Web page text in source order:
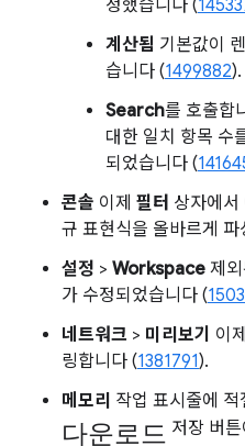
정했습니다 (
계산됨 기본값이
습니다 (1499882).
Search를 호출합
대한 일치 항목 수
되었습니다 (
콘솔 이제 필터 상자에서
규 표현식을 올바르게 파
설정 > Workspace 제
가 수정되었습니다 (
네트워크 > 미리보기 이제
링합니다 (1381791).
메모리 작업 표시줄에 적
다운로드 저장 버